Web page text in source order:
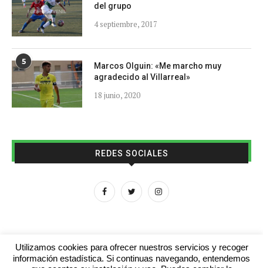
del grupo
4 septiembre, 2017
5
Marcos Olguin: «Me marcho muy
agradecido al Villarreal»
18 junio, 2020
REDES SOCIALES
Utilizamos cookies para ofrecer nuestros servicios y recoger
información estadística. Si continuas navegando, entendemos